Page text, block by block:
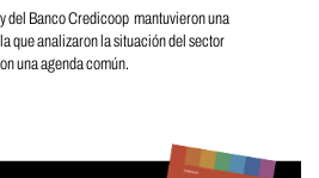
del Banco Credicoop mantuvieron una
que analizaron la situación del sector
una agenda común.